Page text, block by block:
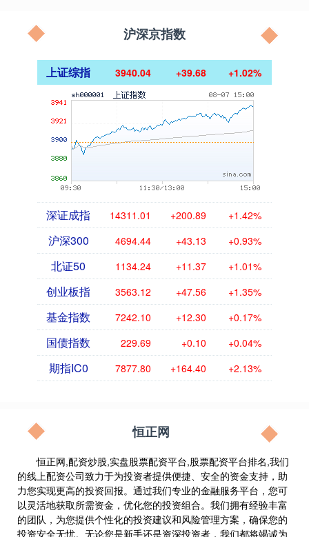
沪深京指数
上证综指 3940.04 +39.68 +1.02%
深证成指 14311.01 +200.89 +1.42%
沪深300 4694.44 +43.13 +0.93%
北证50 1134.24 +11.37 +1.01%
创业板指 3563.12 +47.56 +1.35%
基金指数 7242.10 +12.30 +0.17%
国债指数 229.69 +0.10 +0.04%
期指IC0 7877.80 +164.40 +2.13%
恒正网
恒正网,配资炒股,实盘股票配资平台,股票配资平台排名,我们
的线上配资公司致力于为投资者提供便捷、安全的资金支持，助
力您实现更高的投资回报。通过我们专业的金融服务平台，您可
以灵活地获取所需资金，优化您的投资组合。我们拥有经验丰富
的团队，为您提供个性化的投资建议和风险管理方案，确保您的
投资安全无忧。无论您是新手还是资深投资者，我们都将竭诚为